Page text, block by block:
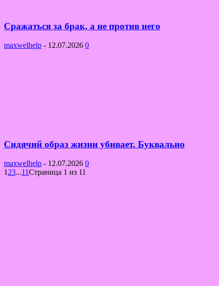
Сражаться за брак, а не против него
maxwelhelp - 12.07.2026 0
Сидячий образ жизни убивает. Буквально
maxwelhelp - 12.07.2026 0
1 23...11Страница 1 из 11